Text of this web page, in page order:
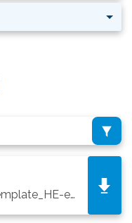
/files_public/elfinder/4863/Template_HE-erc-suppl-aggr_en (3).docx